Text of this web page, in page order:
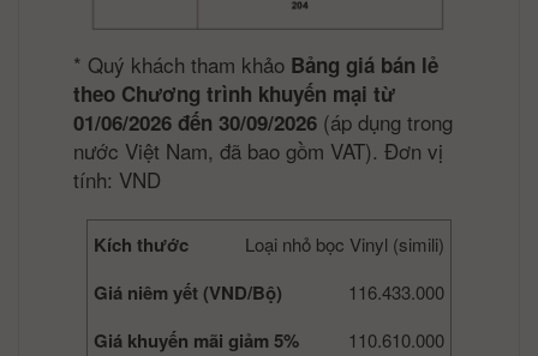
* Quý khách tham khảo Bảng giá bán lẻ
theo Chương trình khuyến mại từ
01/06/2026 đến 30/09/2026 (áp dụng trong
nước Việt Nam, đã bao gồm VAT). Đơn vị
tính: VND
Loại nhỏ bọc Vinyl (simili)
Kích thước
116.433.000
Giá niêm yết (VND/Bộ)
110.610.000
Giá khuyến mãi giảm 5%